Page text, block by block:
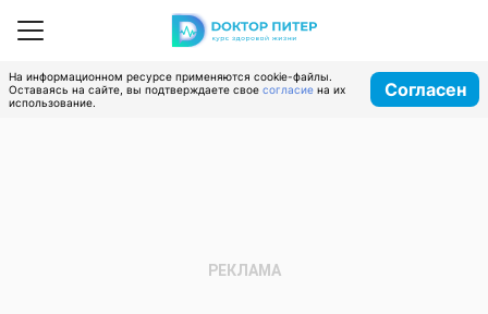
На информационном ресурсе применяются cookie-файлы.
Оставаясь на сайте, вы подтверждаете свое согласие на их
использование.
Согласен